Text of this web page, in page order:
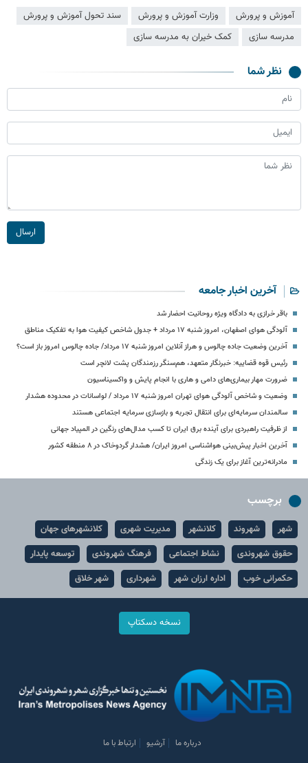
آموزش و پرورش وزارت آموزش و پرورش
سند تحول آموزش و پرورش
مدرسه سازی
کمک خیران به مدرسه سازی
نظر شما
ارسال
آخرین اخبار جامعه
باقر خرازی به دادگاه ویژه روحانیت احضار شد
آلودگی هوای اصفهان، امروز شنبه ۱۷ مرداد + جدول شاخص کیفیت هوا به تفکیک مناطق
آخرین وضعیت جاده چالوس و هراز آنلاین امروز شنبه ۱۷ مرداد/ جاده چالوس امروز باز است؟
رئیس قوه قضاییه: خبرنگار متعهد، هم‌سنگر رزمندگان پشت لانچر است
ضرورت مهار بیماری‌های دامی و هاری با انجام پایش و واکسیناسیون
وضعیت و شاخص آلودگی هوای تهران امروز شنبه ۱۷ مرداد / لواسانات در محدوده هشدار
سالمندان سرمایه‌ای برای انتقال تجربه و بازسازی سرمایه اجتماعی هستند
از ظرفیت راهبردی برای آینده برق ایران تا کسب مدال‌های رنگین در المپیاد جهانی
آخرین اخبار پیش‌بینی هواشناسی امروز ایران/ هشدار گردوخاک در ۸ منطقه کشور
مادرانه‌ترین آغاز برای یک زندگی
برچسب
شهر شهروند کلانشهر مدیریت شهری
کلانشهرهای جهان
حقوق شهروندی
نشاط اجتماعی فرهنگ شهروندی
توسعه پایدار
حکمرانی خوب
اداره ارزان شهر شهرداری شهر خلاق
نسخه دسکتاپ
درباره ما آرشیو ارتباط با ما